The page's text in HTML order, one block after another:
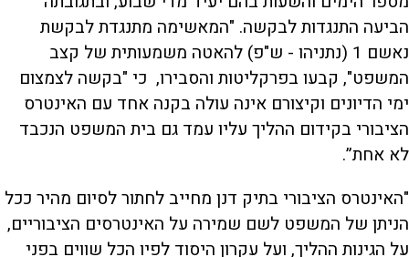
הביעה התנגדות לבקשה. "המאשימה מתנגדת לבקשת
נאשם 1 (נתניהו - ש"פ) להאטה משמעותית של קצב
המשפט", קבעו בפרקליטות והסבירו, כי "בקשה לצמצום
ימי הדיונים וקיצורם אינה עולה בקנה אחד עם האינטרס
הציבורי בקידום ההליך עליו עמד גם בית המשפט הנכבד
לא אחת”.
"האינטרס הציבורי בתיק דנן מחייב לחתור לסיום מהיר ככל
הניתן של המשפט לשם שמירה על האינטרסים הציבוריים,
על הגינות ההליך, ועל עקרון היסוד לפיו הכל שווים בפני